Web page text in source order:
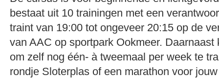
bestaat uit 10 trainingen met een
traint van 19:00 tot ongeveer 20:15 op de
van AAC op sportpark Ookmeer. Daarnaast
om zelf nog één- à tweemaal per week te
rondje Sloterplas of een marathon voor